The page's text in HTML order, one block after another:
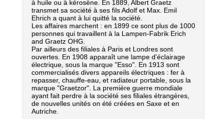
à huile ou à kérosène. En 1889, Albert Graetz
transmet sa société à ses fils Adolf et Max. Emil
Ehrich a quant à lui quitté la société.
Les affaires marchent : en 1899 ce sont plus de 1000
personnes qui travaillent à la Lampen-Fabrik Erich
and Graetz OHG.
Par ailleurs des filiales à Paris et Londres sont
ouvertes. En 1908 apparaît une lampe d'éclairage
électrique, sous la marque "Esso". En 1913 sont
commercialisés divers appareils électriques : fer à
repasser, chauffe-eau, et radiateur portable, sous la
marque "Graetzor". La première guerre mondiale
ayant fait perdre à la société ses filiales étrangères,
de nouvelles unités on été créées en Saxe et en
Autriche.